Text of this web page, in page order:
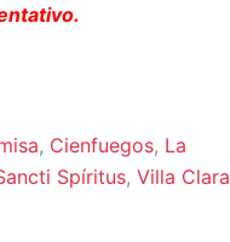
, Cienfuegos, La
Spíritus, Villa Clara